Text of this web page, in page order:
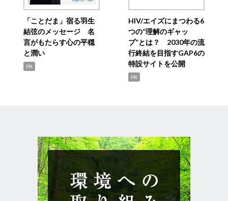
「ことだま」宿る羽生
結弦のメッセージ 名
言がもたらす心の平穏
と潤い
PR
HIV/エイズにまつわる6
つの“理解のギャッ
プ”とは？ 2030年の流
行終結を目指すGAP6の
特設サイトを公開
PR